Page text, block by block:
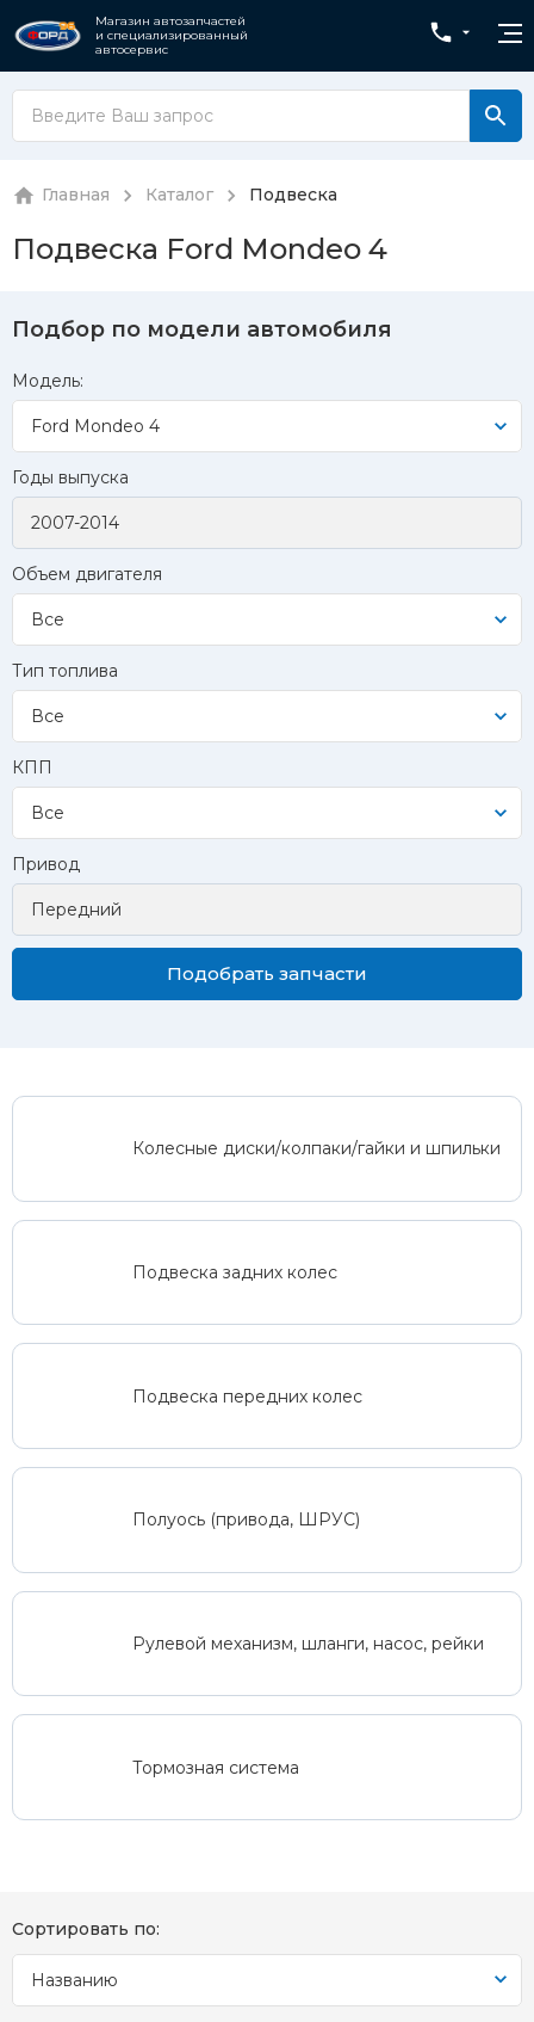
Магазин автозапчастей
и специализированный
автосервис
Главная Каталог Подвеска
Подвеска Ford Mondeo 4
Подбор по модели автомобиля
Модель:
Ford Mondeo 4
Годы выпуска
Объем двигателя
Все
Тип топлива
Все
КПП
Все
Привод
Подобрать запчасти
Колесные диски/колпаки/гайки и шпильки
Подвеска задних колес
Подвеска передних колес
Полуось (привода, ШРУС)
Рулевой механизм, шланги, насос, рейки
Тормозная система
Сортировать по:
Названию